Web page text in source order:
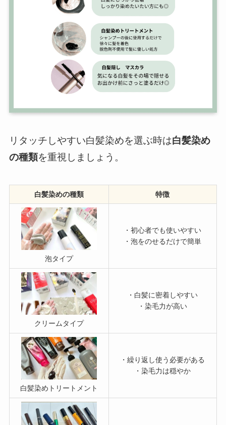
リタッチしやすい白髪染めを選ぶ時は白髪染め
の種類を重視しましょう。
白髪染めの種類 特徴
泡タイプ
・初心者でも使いやすい
・泡をのせるだけで簡単
クリームタイプ
・白髪に密着しやすい
・染毛力が高い
白髪染めトリートメント
・繰り返し使う必要がある
・染毛力は穏やか